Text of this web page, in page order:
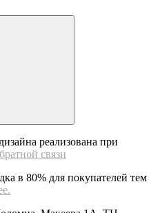
реализована при
связи
в 80% для покупателей тем